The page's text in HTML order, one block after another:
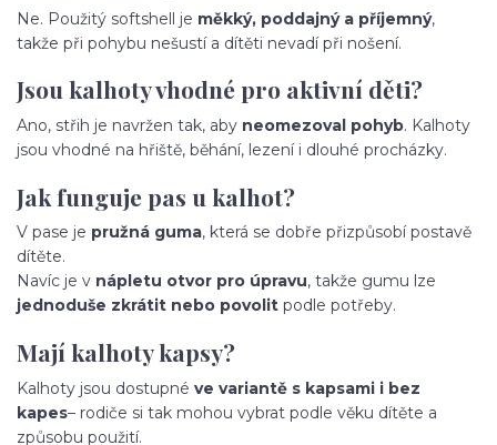
Ne. Použitý softshell je měkký, poddajný a příjemný,
takže při pohybu nešustí a dítěti nevadí při nošení.
Jsou kalhoty vhodné pro aktivní děti?
Ano, střih je navržen tak, aby neomezoval pohyb. Kalhoty
jsou vhodné na hřiště, běhání, lezení i dlouhé procházky.
Jak funguje pas u kalhot?
V pase je pružná guma, která se dobře přizpůsobí postavě
dítěte.
Navíc je v nápletu otvor pro úpravu, takže gumu lze
jednoduše zkrátit nebo povolit podle potřeby.
Mají kalhoty kapsy?
Kalhoty jsou dostupné ve variantě s kapsami i bez
kapes– rodiče si tak mohou vybrat podle věku dítěte a
způsobu použití.